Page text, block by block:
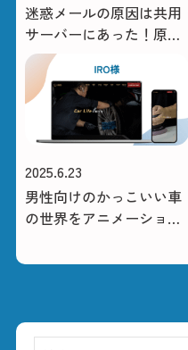
迷惑メールの原因は共用
サーバーにあった！原因
を切り分けてサーバー側
を動かせた話
男性向けのかっこいい車
の世界をアニメーション
2025.6.23